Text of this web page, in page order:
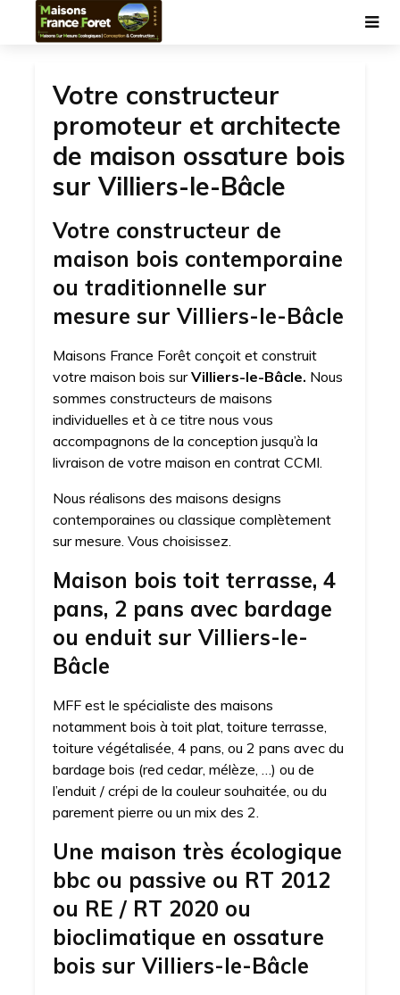
Votre constructeur
promoteur et architecte
de maison ossature bois
sur Villiers-le-Bâcle
Votre constructeur de
maison bois contemporaine
ou traditionnelle sur
mesure sur Villiers-le-Bâcle
Maisons France Forêt conçoit et construit
votre maison bois surVilliers-le-Bâcle. Nous
sommes constructeurs de maisons
individuelles et à ce titre nous vous
accompagnons de la conception jusqu’à la
livraison de votre maison en contrat CCMI.
Nous réalisons des maisons designs
contemporaines ou classique complètement
sur mesure. Vous choisissez.
Maison bois toit terrasse, 4
pans, 2 pans avec bardage
ou enduit sur Villiers-le-
Bâcle
MFF est le spécialiste des maisons
notamment bois à toit plat, toiture terrasse,
toiture végétalisée, 4 pans, ou 2 pans avec du
bardage bois (red cedar, mélèze, …) ou de
l’enduit / crépi de la couleur souhaitée, ou du
parement pierre ou un mix des 2.
Une maison très écologique
bbc ou passive ou RT 2012
ou RE / RT 2020 ou
bioclimatique en ossature
bois sur Villiers-le-Bâcle